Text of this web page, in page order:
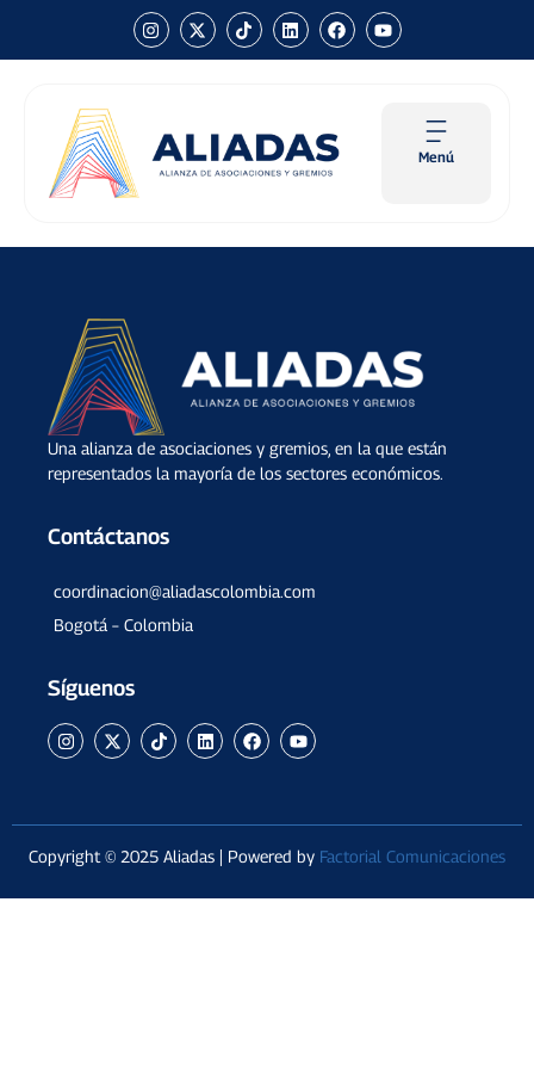
Menú
Una alianza de asociaciones y gremios, en la que están
representados la mayoría de los sectores económicos.
Contáctanos
coordinacion@aliadascolombia.com
Bogotá – Colombia
Síguenos
Copyright © 2025 Aliadas | Powered by Factorial Comunicaciones